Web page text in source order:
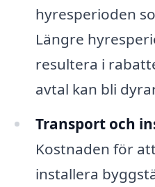
hyresperioden
Längre
resultera i
avtal kan bli
Transport och
Kostnaden för
installera